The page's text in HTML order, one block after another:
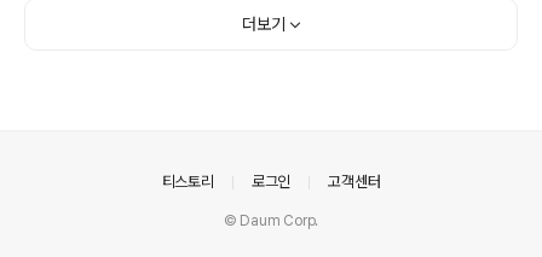
hed, and filled the air with joy. 아이들은 달리고 웃으
더보기
티스토리 로그인 고객센터
© Daum Corp.